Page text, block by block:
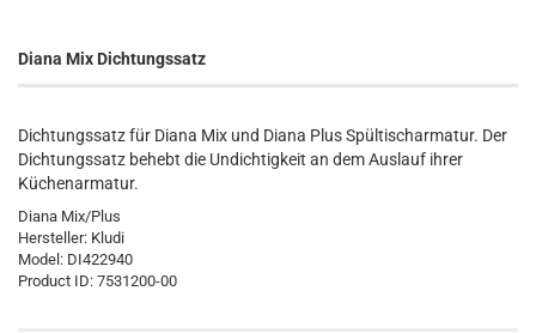
Diana Mix Dichtungssatz
Dichtungssatz für Diana Mix und Diana Plus Spültischarmatur. Der
Dichtungssatz behebt die Undichtigkeit an dem Auslauf ihrer
Küchenarmatur.
Diana Mix/Plus
Hersteller: Kludi
Model: DI422940
Product ID: 7531200-00